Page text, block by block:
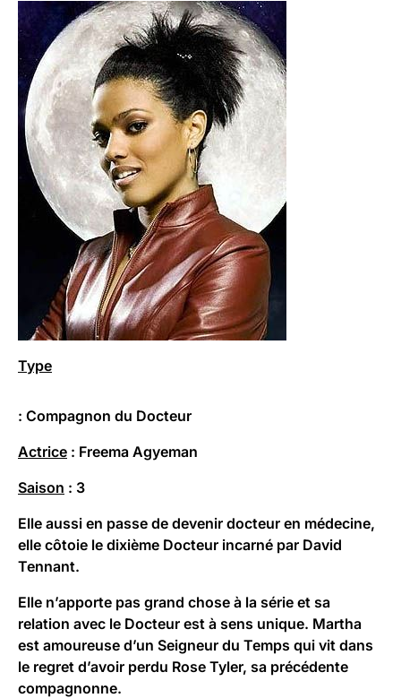
Type
: Compagnon du Docteur
Actrice : Freema Agyeman
Saison : 3
Elle aussi en passe de devenir docteur en médecine,
elle côtoie le dixième Docteur incarné par David
Tennant.
Elle n’apporte pas grand chose à la série et sa
relation avec le Docteur est à sens unique. Martha
est amoureuse d’un Seigneur du Temps qui vit dans
le regret d’avoir perdu Rose Tyler, sa précédente
compagnonne.